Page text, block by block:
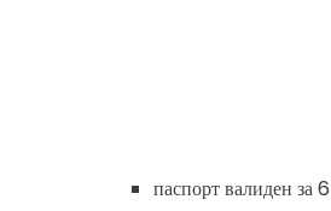
паспорт валиден за